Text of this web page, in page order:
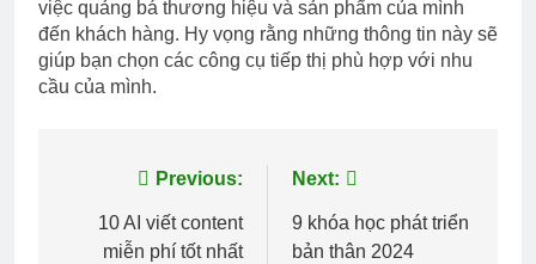
việc quảng bá thương hiệu và sản phẩm của mình
đến khách hàng. Hy vọng rằng những thông tin này sẽ
giúp bạn chọn các công cụ tiếp thị phù hợp với nhu
cầu của mình.
hướng
Previous:
10 AI viết content
miễn phí tốt nhất
Next:
9 khóa học phát triển
bản thân 2024